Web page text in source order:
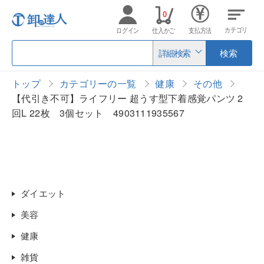
詳細検索 検索
ログイン 仕入かご
0
支払方法 カテゴリ
トップ カテゴリーの一覧 健康
その他
【代引き不可】ライフリー 超うす型下着感覚パンツ 2
回L 22枚 3個セット 4903111935567
ダイエット
美容
健康
雑貨